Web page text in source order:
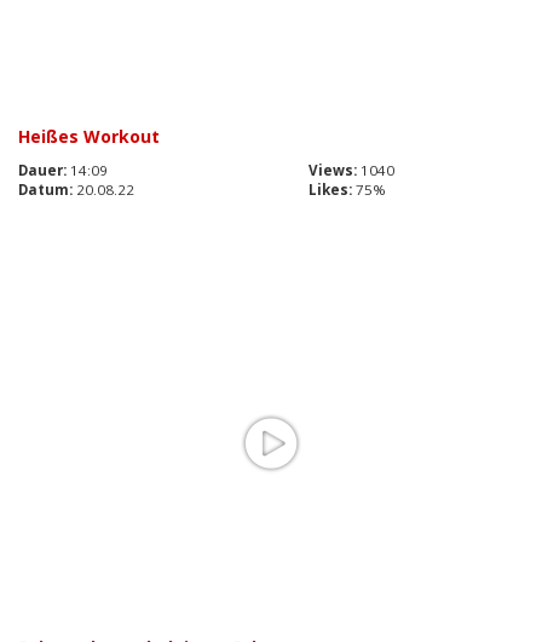
Heißes Workout
Dauer: 14:09 Views: 1040
Datum: 20.08.22 Likes: 75%